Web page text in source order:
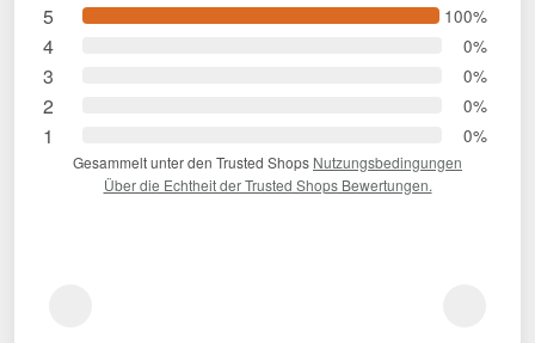
5 100%
4 0%
3 0%
2 0%
1 0%
Gesammelt unter den Trusted Shops Nutzungsbedingungen
Über die Echtheit der Trusted Shops Bewertungen.